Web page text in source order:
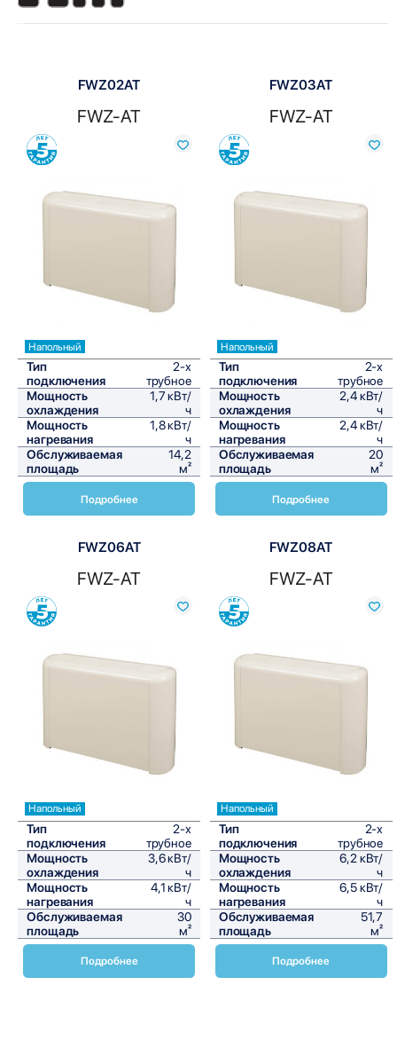
Показать:
FWZ02AT
FWZ-AT
Сравнить
Напольный
Тип
подключения
2-х
трубное
Мощность
охлаждения
1,7 кВт/
ч
Мощность
нагревания
1,8 кВт/
ч
Обслуживаемая
площадь
14,2
м²
Подробнее
FWZ03AT
FWZ-AT
Сравнить
Напольный
Тип
подключения
2-х
трубное
Мощность
охлаждения
2,4 кВт/
ч
Мощность
нагревания
2,4 кВт/
ч
Обслуживаемая
площадь
20
м²
Подробнее
FWZ06AT
FWZ-AT
Сравнить
Напольный
Тип
подключения
2-х
трубное
Мощность
охлаждения
3,6 кВт/
ч
Мощность
нагревания
4,1 кВт/
ч
Обслуживаемая
площадь
30
м²
Подробнее
FWZ08AT
FWZ-AT
Сравнить
Напольный
Тип
подключения
2-х
трубное
Мощность
охлаждения
6,2 кВт/
ч
Мощность
нагревания
6,5 кВт/
ч
Обслуживаемая
площадь
51,7
м²
Подробнее